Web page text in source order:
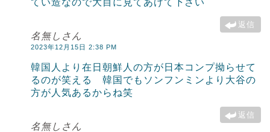
返信
名無しさん
2023年12月15日 2:38 PM
韓国人より在日朝鮮人の方が日本コンプ拗らせて
るのが笑える 韓国でもソンフンミンより大谷の
方が人気あるからね笑
返信
名無しさん